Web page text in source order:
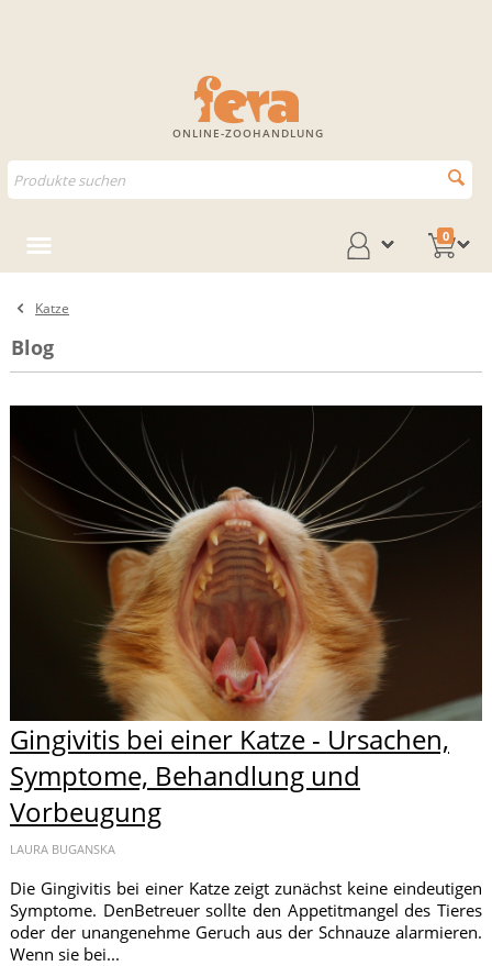
ONLINE-ZOOHANDLUNG
0
Katze
Blog
Gingivitis bei einer Katze - Ursachen,
Symptome, Behandlung und
Vorbeugung
LAURA BUGANSKA
Die Gingivitis bei einer Katze zeigt zunächst keine eindeutigen
Symptome. DenBetreuer sollte den Appetitmangel des Tieres
oder der unangenehme Geruch aus der Schnauze alarmieren.
Wenn sie bei...